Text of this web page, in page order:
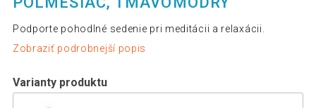
Podporte pohodlné sedenie pri meditácii a relaxácii.
Zobraziť podrobnejší popis
Varianty produktu